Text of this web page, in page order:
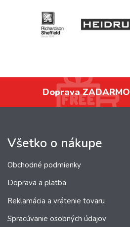
Doprava ZADARMO
Všetko o nákupe
Obchodné podmienky
Doprava a platba
Reklamácia a vrátenie tovaru
Spracúvanie osobných údajov